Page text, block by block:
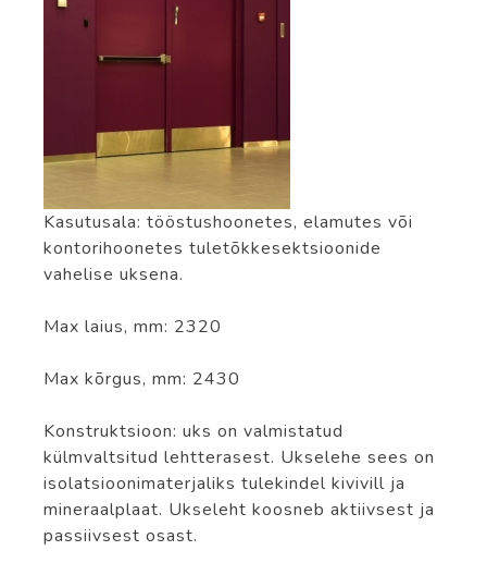
Kasutusala: tööstushoonetes, elamutes või
kontorihoonetes tuletõkkesektsioonide
vahelise uksena.
Max laius, mm: 2320
Max kõrgus, mm: 2430
Konstruktsioon: uks on valmistatud
külmvaltsitud lehtterasest. Ukselehe sees on
isolatsioonimaterjaliks tulekindel kivivill ja
mineraalplaat. Ukseleht koosneb aktiivsest ja
passiivsest osast.